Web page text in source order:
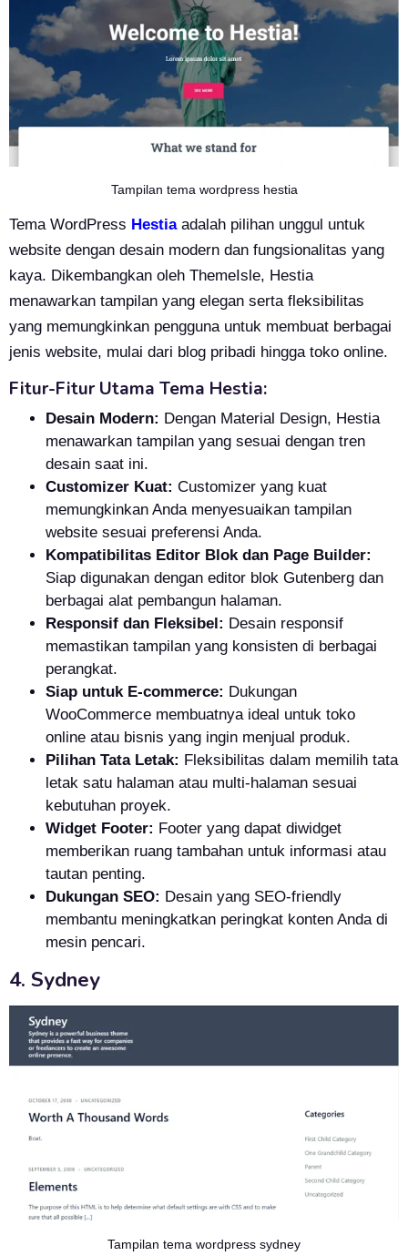
Tampilan tema wordpress hestia
Tema WordPress Hestiaadalah pilihan unggul untuk
website dengan desain modern dan fungsionalitas yang
kaya. Dikembangkan oleh ThemeIsle, Hestia
menawarkan tampilan yang elegan serta fleksibilitas
yang memungkinkan pengguna untuk membuat berbagai
jenis website, mulai dari blog pribadi hingga toko online.
Fitur-Fitur Utama Tema Hestia:
Desain Modern: Dengan Material Design, Hestia
menawarkan tampilan yang sesuai dengan tren
desain saat ini.
Customizer Kuat: Customizer yang kuat
memungkinkan Anda menyesuaikan tampilan
website sesuai preferensi Anda.
Kompatibilitas Editor Blok dan Page Builder:
Siap digunakan dengan editor blok Gutenberg dan
berbagai alat pembangun halaman.
Responsif dan Fleksibel: Desain responsif
memastikan tampilan yang konsisten di berbagai
perangkat.
Siap untuk E-commerce: Dukungan
WooCommerce membuatnya ideal untuk toko
online atau bisnis yang ingin menjual produk.
Pilihan Tata Letak: Fleksibilitas dalam memilih tata
letak satu halaman atau multi-halaman sesuai
kebutuhan proyek.
Widget Footer: Footer yang dapat diwidget
memberikan ruang tambahan untuk informasi atau
tautan penting.
Dukungan SEO: Desain yang SEO-friendly
membantu meningkatkan peringkat konten Anda di
mesin pencari.
4. Sydney
Tampilan tema wordpress sydney